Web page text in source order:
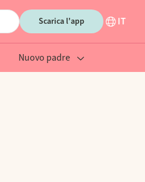
Scarica l'app IT
Nuovo padre